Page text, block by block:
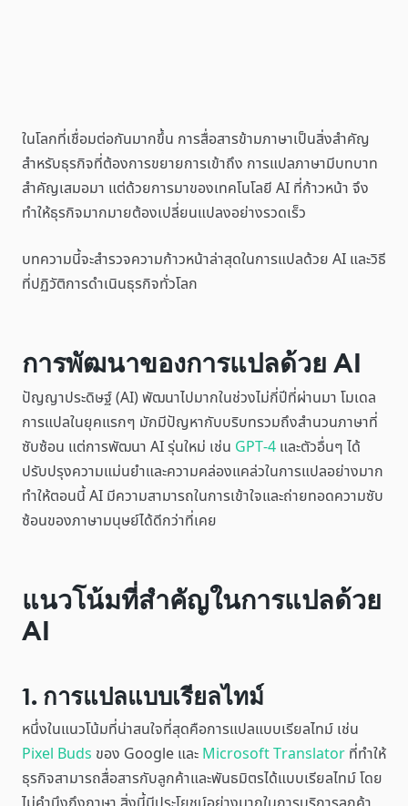
ในโลกที่เชื่อมต่อกันมากขึ้น การสื่อสารข้ามภาษาเป็นสิ่งสำคัญ
สำหรับธุรกิจที่ต้องการขยายการเข้าถึง การแปลภาษามีบทบาท
สำคัญเสมอมา แต่ด้วยการมาของเทคโนโลยี AI ที่ก้าวหน้า จึง
ทำให้ธุรกิจมากมายต้องเปลี่ยนแปลงอย่างรวดเร็ว
บทความนี้จะสำรวจความก้าวหน้าล่าสุดในการแปลด้วย AI และวิธี
ที่ปฏิวัติการดำเนินธุรกิจทั่วโลก
การพัฒนาของการแปลด้วย AI
ปัญญาประดิษฐ์ (AI) พัฒนาไปมากในช่วงไม่กี่ปีที่ผ่านมา โมเดล
การแปลในยุคแรกๆ มักมีปัญหากับบริบทรวมถึงสำนวนภาษาที่
ซับซ้อน แต่การพัฒนา AI รุ่นใหม่ เช่น GPT-4 และตัวอื่นๆ ได้
ปรับปรุงความแม่นยำและความคล่องแคล่วในการแปลอย่างมาก
ทำให้ตอนนี้ AI มีความสามารถในการเข้าใจและถ่ายทอดความซับ
ซ้อนของภาษามนุษย์ได้ดีกว่าที่เคย
แนวโน้มที่สำคัญในการแปลด้วย
AI
1. การแปลแบบเรียลไทม์
หนึ่งในแนวโน้มที่น่าสนใจที่สุดคือการแปลแบบเรียลไทม์ เช่น
Pixel Buds ของ Google และ Microsoft Translator ที่ทำให้
ธุรกิจสามารถสื่อสารกับลูกค้าและพันธมิตรได้แบบเรียลไทม์ โดย